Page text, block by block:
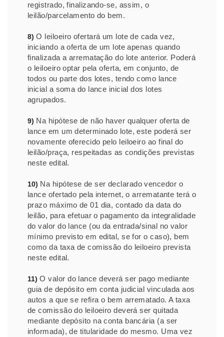
registrado, finalizando-se, assim, o
leilão/parcelamento do bem.
8) O leiloeiro ofertará um lote de cada vez,
iniciando a oferta de um lote apenas quando
finalizada a arrematação do lote anterior. Poderá
o leiloeiro optar pela oferta, em conjunto, de
todos ou parte dos lotes, tendo como lance
inicial a soma do lance inicial dos lotes
agrupados.
9) Na hipótese de não haver qualquer oferta de
lance em um determinado lote, este poderá ser
novamente oferecido pelo leiloeiro ao final do
leilão/praça, respeitadas as condições previstas
neste edital.
10) Na hipótese de ser declarado vencedor o
lance ofertado pela internet, o arrematante terá o
prazo máximo de 01 dia, contado da data do
leilão, para efetuar o pagamento da integralidade
do valor do lance (ou da entrada/sinal no valor
mínimo previsto em edital, se for o caso), bem
como da taxa de comissão do leiloeiro prevista
neste edital.
11) O valor do lance deverá ser pago mediante
guia de depósito em conta judicial vinculada aos
autos a que se refira o bem arrematado. A taxa
de comissão do leiloeiro deverá ser quitada
mediante depósito na conta bancária (a ser
informada), de titularidade do mesmo. Uma vez